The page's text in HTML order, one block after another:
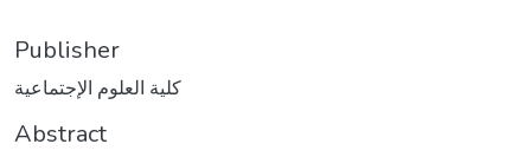
Publisher
كلية العلوم الإجتماعية
Abstract